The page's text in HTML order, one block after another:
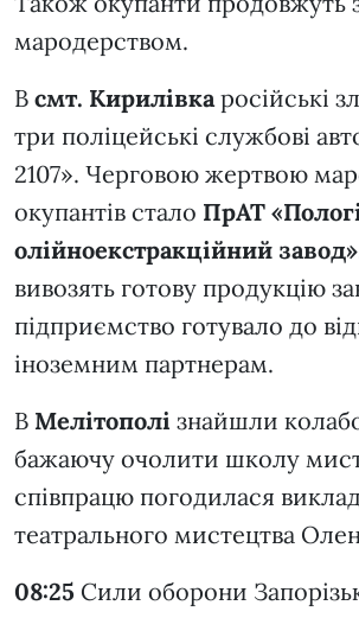
мародерством.
В смт. Кирилівка російські
три поліцейські службові
2107». Черговою жертвою
окупантів стало ПрАТ
олійноекстракційний завод»
вивозять готову продукцію
підприємство готувало до
іноземним партнерам.
В Мелітополі знайшли
бажаючу очолити школу
співпрацю погодилася
театрального мистецтва
08:25 Сили оборони